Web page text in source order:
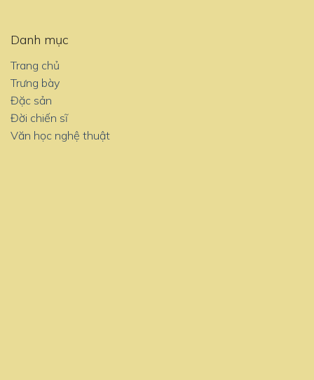
Danh mục
Trang chủ
Trưng bày
Đặc sản
Đời chiến sĩ
Văn học nghệ thuật